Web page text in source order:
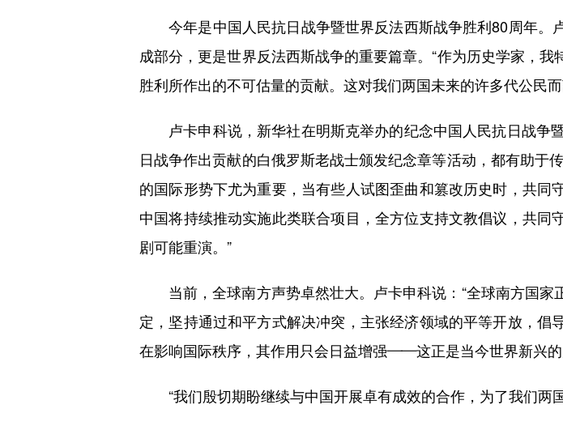
今年是中国人民抗日战争暨世界反法西斯战争胜利80周年。
成部分，更是世界反法西斯战争的重要篇章。“作为历史学家，
胜利所作出的不可估量的贡献。这对我们两国未来的许多代公民
卢卡申科说，新华社在明斯克举办的纪念中国人民抗日战争
日战争作出贡献的白俄罗斯老战士颁发纪念章等活动，都有助于
的国际形势下尤为重要，当有些人试图歪曲和篡改历史时，共
中国将持续推动实施此类联合项目，全方位支持文教倡议，共
剧可能重演。”
当前，全球南方声势卓然壮大。卢卡申科说：“全球南方国家
定，坚持通过和平方式解决冲突，主张经济领域的平等开放，
在影响国际秩序，其作用只会日益增强——这正是当今世界新兴的
“我们殷切期盼继续与中国开展卓有成效的合作，为了我们两